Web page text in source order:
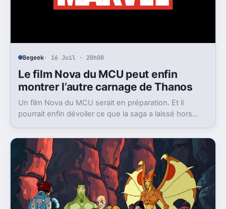
Begeek· 16 Juil · 20h00
Le film Nova du MCU peut enfin
montrer l’autre carnage de Thanos
Un film Nova du MCU serait en préparation. Et il
pourrait enfin dévoiler ce que la saga a laissé hors